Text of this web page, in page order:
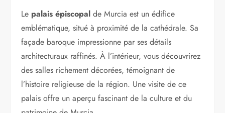
Le palais épiscopal de Murcia est un édifice
emblématique, situé à proximité de la cathédrale. Sa
façade baroque impressionne par ses détails
architecturaux raffinés. À l’intérieur, vous découvrirez
des salles richement décorées, témoignant de
l’histoire religieuse de la région. Une visite de ce
palais offre un aperçu fascinant de la culture et du